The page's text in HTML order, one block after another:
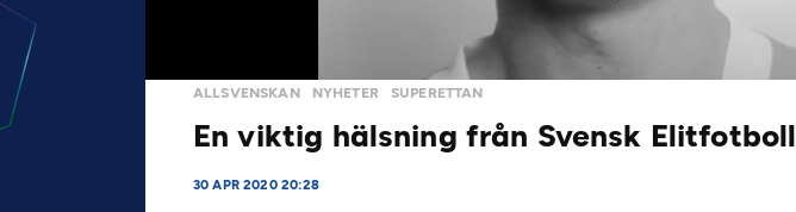
ALLSVENSKAN NYHETER SUPERETTAN
En viktig hälsning från Svensk Elitfotboll
30 APR 2020 20:28